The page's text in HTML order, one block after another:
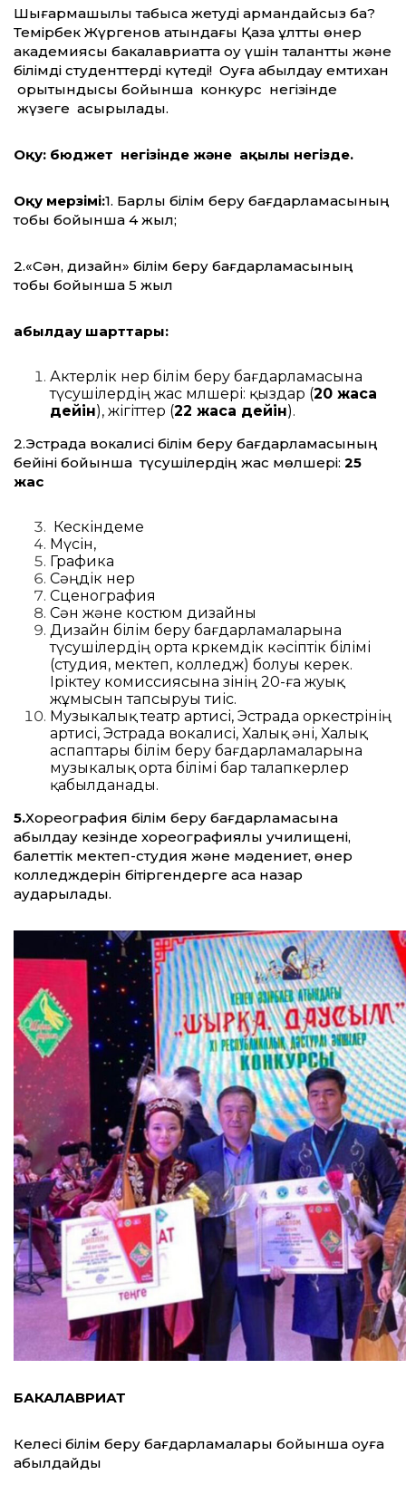
Шығармашылық табысқа жетуді армандайсыз ба?
Темірбек Жүргенов атындағы Қазақ ұлттық өнер
академиясы бакалавриатта оқу үшін талантты және
білімді студенттерді күтеді! Оқуға қабылдау емтихан
қорытындысы бойынша конкурс негізінде
жүзеге асырылады.
Оқу: бюджет негізінде және ақылы негізде.
Оқу мерзімі:1. Барлық білім беру бағдарламасының
тобы бойынша 4 жыл;
2.«Сән, дизайн» білім беру бағдарламасының
тобы бойынша 5 жыл
Қабылдау шарттары:
Актерлік өнер білім беру бағдарламасына
түсушілердің жас мөлшері: қыздар (20 жасқа
дейін), жігіттер (22 жасқа дейін).
2.Эстрада вокалисі білім беру бағдарламасының
бейіні бойынша түсушілердің жас мөлшері: 25
жас
Кескіндеме
Мүсін,
Графика
Сәңдік өнер
Сценография
Сән және костюм дизайны
Дизайн білім беру бағдарламаларына
түсушілердің орта көркемдік кәсіптік білімі
(студия, мектеп, колледж) болуы керек.
Іріктеу комиссиясына өзінің 20-ға жуық
жұмысын тапсыруы тиіс.
Музыкалық театр артисі, Эстрада оркестрінің
артисі, Эстрада вокалисі, Халық әні, Халық
аспаптары білім беру бағдарламаларына
музыкалық орта білімі бар талапкерлер
қабылданады.
5.Хореография білім беру бағдарламасына
қабылдау кезінде хореографиялық училищені,
балеттік мектеп-студия және мәдениет, өнер
колледждерін бітіргендерге аса назар
аударылады.
БАКАЛАВРИАТ
Келесі білім беру бағдарламалары бойынша оқуға
қабылдайды